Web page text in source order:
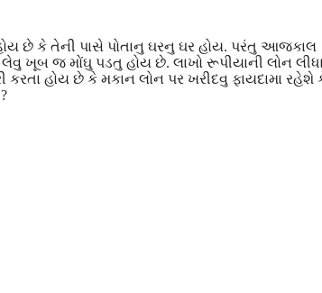
છે કે તેની પાસે પોતાનુ ઘરનુ ઘર હોય. પરંતુ આજકાલ
લેવુ ખૂબ જ મોંઘુ પડતુ હોય છે. લાખો રૂપીયાની લોન
હોય છે કે મકાન લોન પર ખરીદવુ ફાયદામા રહેશે